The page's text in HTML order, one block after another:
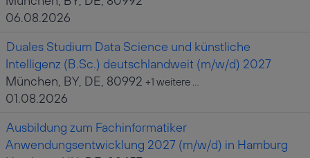
06.08.2026
Duales Studium Data Science und künstliche
Intelligenz (B.Sc.) deutschlandweit (m/w/d) 2027
München, BY, DE, 80992 +1 weitere …
01.08.2026
Ausbildung zum Fachinformatiker
Anwendungsentwicklung 2027 (m/w/d) in Hamburg